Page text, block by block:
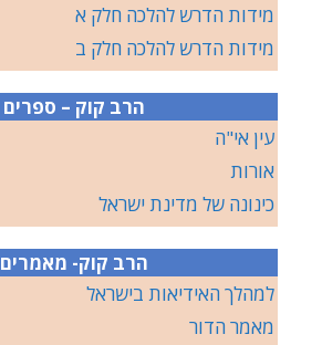
מידות הדרש להלכה חלק א
מידות הדרש להלכה חלק ב
הרב קוק – ספרים
עין אי"ה
אורות
כינונה של מדינת ישראל
הרב קוק- מאמרים
למהלך האידיאות בישראל
מאמר הדור